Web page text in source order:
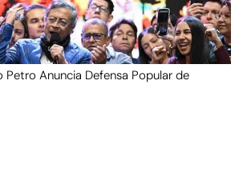
Anuncia Defensa Popular de